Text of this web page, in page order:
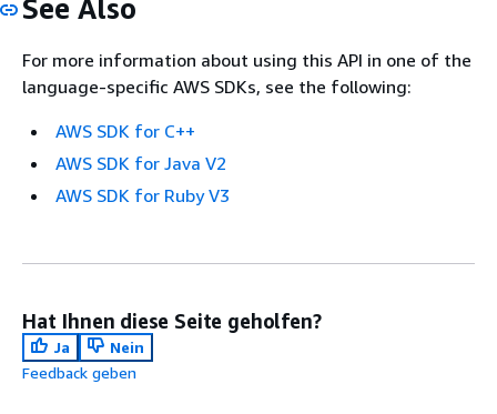
See Also
For more information about using this API in one of the
language-specific AWS SDKs, see the following:
AWS SDK for C++
AWS SDK for Java V2
AWS SDK for Ruby V3
Hat Ihnen diese Seite geholfen?
Ja
Nein
Feedback geben